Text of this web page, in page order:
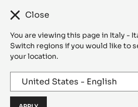
Close
You are viewing this page in Italy -
Switch regions if you would like to
your location.